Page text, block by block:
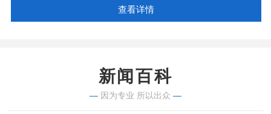
查看详情
新闻百科
— 因为专业 所以出众 —